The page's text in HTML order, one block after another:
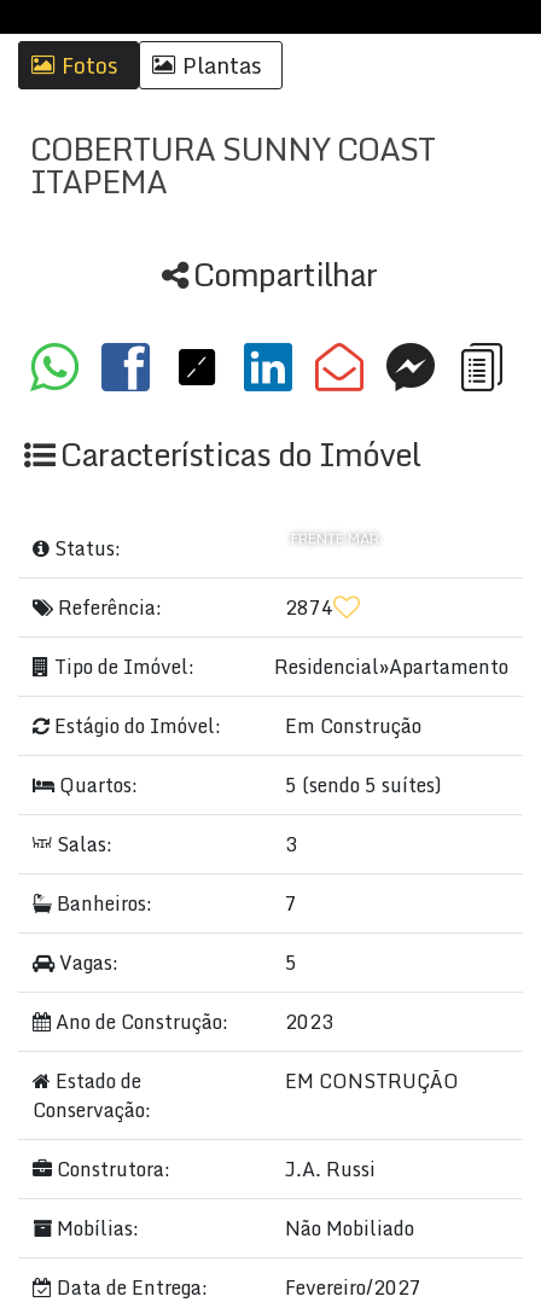
Fotos Plantas
COBERTURA SUNNY COAST
ITAPEMA
Compartilhar
Características do Imóvel
Status: FRENTE MAR
Referência:
2874
Tipo de Imóvel:
Residencial»Apartamento
Estágio do Imóvel:
Em Construção
Quartos:
5 (sendo 5 suítes)
Salas:
3
Banheiros:
7
Vagas:
5
Ano de Construção:
2023
Estado de
Conservação:
EM CONSTRUÇÃO
Construtora:
J.A. Russi
Mobílias:
Não Mobiliado
Data de Entrega:
Fevereiro/2027